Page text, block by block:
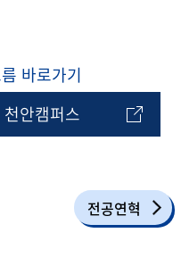
바로가기
천안캠퍼스
전공연혁